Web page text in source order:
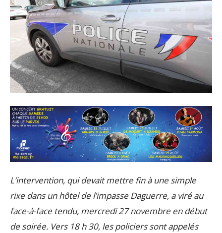
L’intervention, qui devait mettre fin à une simple
rixe dans un hôtel de l’impasse Daguerre, a viré au
face-à-face tendu, mercredi 27 novembre en début
de soirée. Vers 18 h 30, les policiers sont appelés